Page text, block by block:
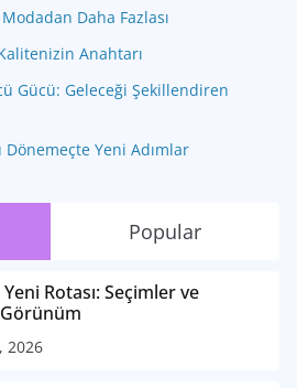
Modadan Daha Fazlası
Anahtarı
Gücü: Geleceği Şekillendiren
Yeni Adımlar
Popular
Rotası: Seçimler ve
2026